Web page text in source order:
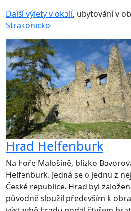
Další výlety v okolí, ubytování v
Strakonicko
Hrad Helfenburk
Na hoře Malošíně, blízko
Helfenburk. Jedná se o jednu z
České republice. Hrad byl
původně sloužil především k